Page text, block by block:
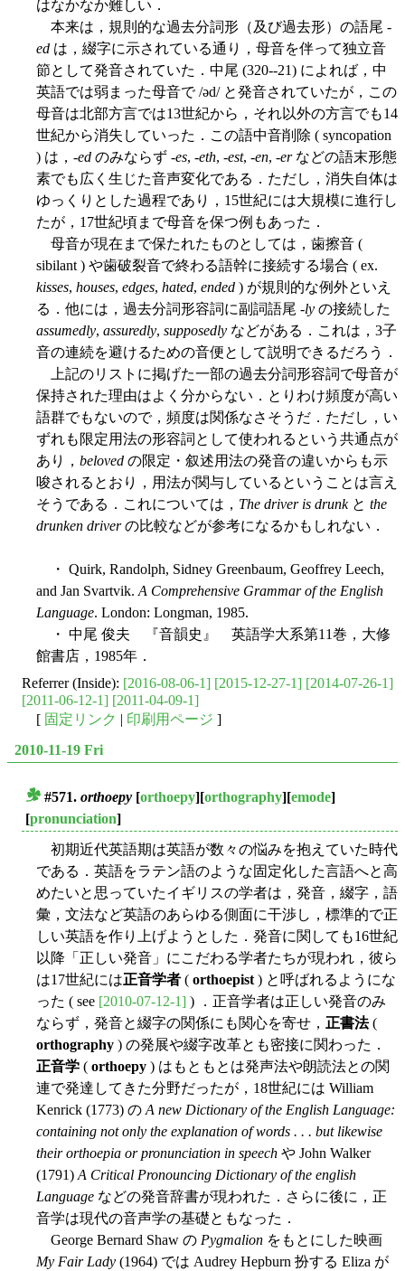
はなかなか難しい．
本来は，規則的な過去分詞形（及び過去形）の語尾 -
ed は，綴字に示されている通り，母音を伴って独立音
節として発音されていた．中尾 (320--21) によれば，中
英語では弱まった母音で /əd/ と発音されていたが，この
母音は北部方言では13世紀から，それ以外の方言でも14
世紀から消失していった．この語中音削除 ( syncopation
) は，-ed のみならず -es, -eth, -est, -en, -erなどの語末形態
素でも広く生じた音声変化である．ただし，消失自体は
ゆっくりとした過程であり，15世紀には大規模に進行し
たが，17世紀頃まで母音を保つ例もあった．
母音が現在まで保たれたものとしては，歯擦音 (
sibilant ) や歯破裂音で終わる語幹に接続する場合 ( ex.
kisses, houses, edges, hated, ended ) が規則的な例外といえ
る．他には，過去分詞形容詞に副詞語尾 -ly の接続した
assumedly, assuredly, supposedly などがある．これは，3子
音の連続を避けるための音便として説明できるだろう．
上記のリストに掲げた一部の過去分詞形容詞で母音が
保持された理由はよく分からない．とりわけ頻度が高い
語群でもないので，頻度は関係なさそうだ．ただし，い
ずれも限定用法の形容詞として使われるという共通点が
あり， beloved の限定・叙述用法の発音の違いからも示
唆されるとおり，用法が関与しているということは言え
そうである．これについては， The driver is drunkと the
drunken driverの比較などが参考になるかもしれない．
・ Quirk, Randolph, Sidney Greenbaum, Geoffrey Leech,
and Jan Svartvik. A Comprehensive Grammar of the English
Language. London: Longman, 1985.
・ 中尾 俊夫 『音韻史』 英語学大系第11巻，大修
館書店，1985年．
Referrer (Inside): [2016-08-06-1] [2015-12-27-1] [2014-07-26-1]
[2011-06-12-1] [2011-04-09-1]
[ 固定リンク | 印刷用ページ ]
2010-11-19 Fri
#571. orthoepy [orthoepy][orthography][emode]
[pronunciation]
初期近代英語期は英語が数々の悩みを抱えていた時代
である．英語をラテン語のような固定化した言語へと高
めたいと思っていたイギリスの学者は，発音，綴字，語
彙，文法など英語のあらゆる側面に干渉し，標準的で正
しい英語を作り上げようとした．発音に関しても16世紀
以降「正しい発音」にこだわる学者たちが現われ，彼ら
は17世紀には正音学者 ( orthoepist) と呼ばれるようにな
った ( see [2010-07-12-1] ) ．正音学者は正しい発音のみ
ならず，発音と綴字の関係にも関心を寄せ， 正書法(
orthography ) の発展や綴字改革とも密接に関わった．
正音学 ( orthoepy ) はもともとは発声法や朗読法との関
連で発達してきた分野だったが，18世紀には William
Kenrick (1773) のA new Dictionary of the English Language:
containing not only the explanation of words . . . but likewise
their orthoepia or pronunciation in speech や John Walker
(1791)A Critical Pronouncing Dictionary of the english
Language などの発音辞書が現われた．さらに後に，正
音学は現代の音声学の基礎ともなった．
George Bernard Shaw の Pygmalion をもとにした映画
My Fair Lady (1964) では Audrey Hepburn 扮する Eliza が